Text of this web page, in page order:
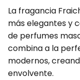
La fragancia
más elegantes y
de perfumes
combina a la
modernos,
envolvente.